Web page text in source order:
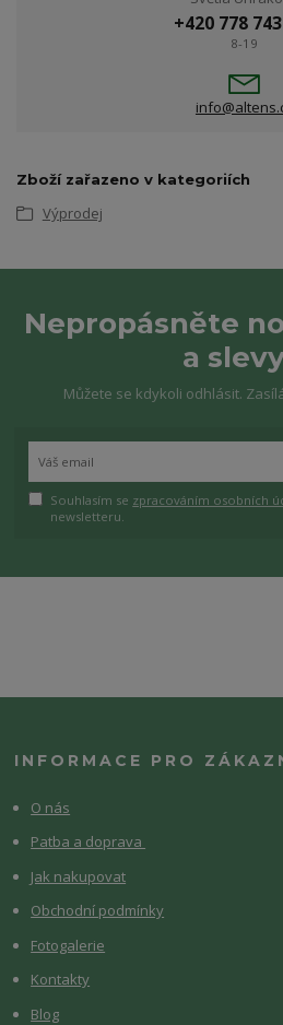
+420 778
8-19
Zboží zařazeno v kategoriích
Výprodej
Nepropásněte
a
Můžete se kdykoli odhlásit.
Souhlasím se zpracováním osobních
newsletteru.
INFORMACE PRO
O nás
Patba a doprava
Jak nakupovat
Obchodní podmínky
Fotogalerie
Kontakty
Blog